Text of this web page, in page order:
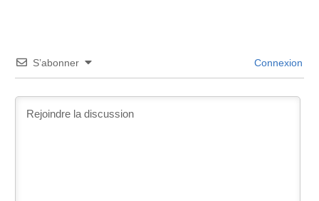
S’abonner Connexion